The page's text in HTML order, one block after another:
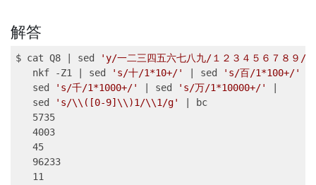
解答
$ cat Q8 sed
'y/一二三四五六七八九/１２３４５６７８９/'
nkf -Z1 sed 's/十/1*10+/' sed 's/百/1*100+/'
sed
's/千/1*1000+/' sed 's/万/1*10000+/'
sed
's/\\([0-9]\\)1/\\1/g'
bc
5735
4003
45
96233
11